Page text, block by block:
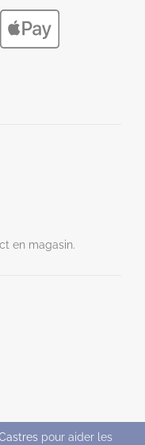
en magasin.
pour aider les